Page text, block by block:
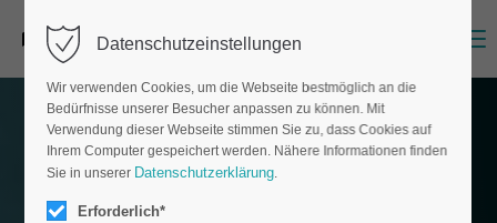
Datenschutzeinstellungen
Wir verwenden Cookies, um die Webseite bestmöglich an die
Bedürfnisse unserer Besucher anpassen zu können. Mit
Verwendung dieser Webseite stimmen Sie zu, dass Cookies auf
Ihrem Computer gespeichert werden. Nähere Informationen finden
Sie in unserer Datenschutzerklärung.
Erforderlich*